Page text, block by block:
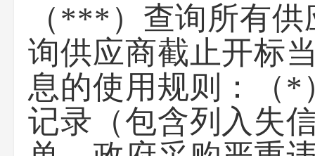
（***）查询所有
询供应商截止开标
息的使用规则：（*
记录（包含列入失